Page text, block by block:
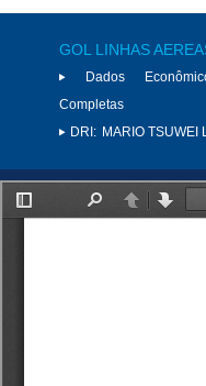
GOL LINHAS
Dados
Completas
DRI: MARIO TSUWEI